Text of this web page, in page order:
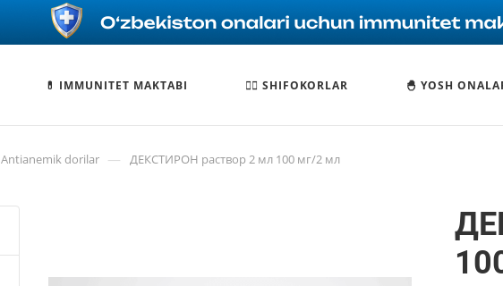
💊 IMMUNITET MAKTABI 🧑‍⚕️ SHIFOKORLAR 🐣 YOSH
Antianemik dorilar — ДЕКСТИРОН раствор 2 мл 100 мг/2 мл